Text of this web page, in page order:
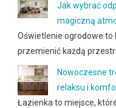
Jak wybrać
magiczną
Oświetlenie ogrodowe
przemienić każdą
Nowoczesne
relaksu i
Łazienka to miejsce,